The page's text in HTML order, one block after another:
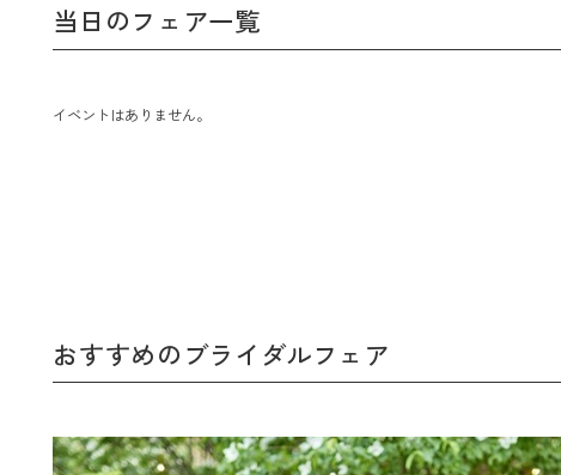
当日のフェア一覧
イベントはありません。
おすすめのブライダルフェア